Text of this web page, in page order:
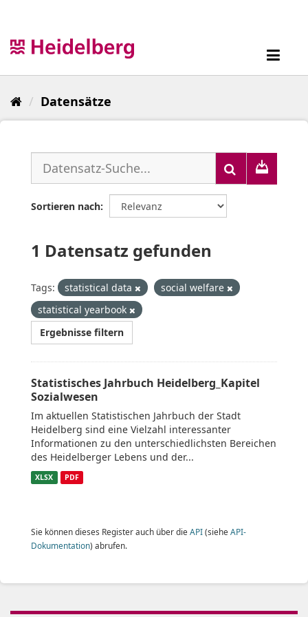
Datensätze
Sortieren nach
1 Datensatz gefunden
Tags: statistical data
social welfare
statistical yearbook
Ergebnisse filtern
Statistisches Jahrbuch Heidelberg_Kapitel
Sozialwesen
Im aktuellen Statistischen Jahrbuch der Stadt
Heidelberg sind eine Vielzahl interessanter
Informationen zu den unterschiedlichsten Bereichen
des Heidelberger Lebens und der...
XLSX PDF
Sie können dieses Register auch über die API(siehe API-
Dokumentation) abrufen.